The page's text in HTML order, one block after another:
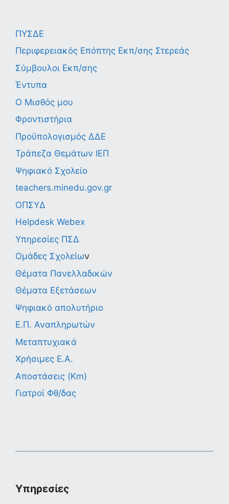
ΠΥΣΔΕ
Περιφερειακός Επόπτης Εκπ/σης Στερεάς
Σύμβουλοι Εκπ/σης
Έντυπα
Ο Μισθός μου
Φροντιστήρια
Προϋπολογισμός ΔΔΕ
Τράπεζα Θεμάτων ΙΕΠ
Ψηφιακό Σχολείο
teachers.minedu.gov.gr
ΟΠΣΥΔ
Helpdesk Webex
Υπηρεσίες ΠΣΔ
Ομάδες Σχολείων
Θέματα Πανελλαδικών
Θέματα Εξετάσεων
Ψηφιακό απολυτήριο
Ε.Π. Αναπληρωτών
Μεταπτυχιακά
Χρήσιμες Ε.Α.
Αποστάσεις (Km)
Γιατροί Φθ/δας
Υπηρεσίες